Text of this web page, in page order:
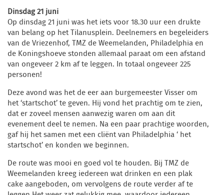
Dinsdag 21 juni
Op dinsdag 21 juni was het iets voor 18.30 uur een drukte
van belang op het Tilanusplein. Deelnemers en begeleiders
van de Vriezenhof, TMZ de Weemelanden, Philadelphia en
de Koningshoeve stonden allemaal paraat om een afstand
van ongeveer 2 km af te leggen. In totaal ongeveer 225
personen!
Deze avond was het de eer aan burgemeester Visser om
het ‘startschot’ te geven. Hij vond het prachtig om te zien,
dat er zoveel mensen aanwezig waren om aan dit
evenement deel te nemen. Na een paar prachtige woorden,
gaf hij het samen met een cliënt van Philadelphia ‘ het
startschot’ en konden we beginnen.
De route was mooi en goed vol te houden. Bij TMZ de
Weemelanden kreeg iedereen wat drinken en een plak
cake aangeboden, om vervolgens de route verder af te